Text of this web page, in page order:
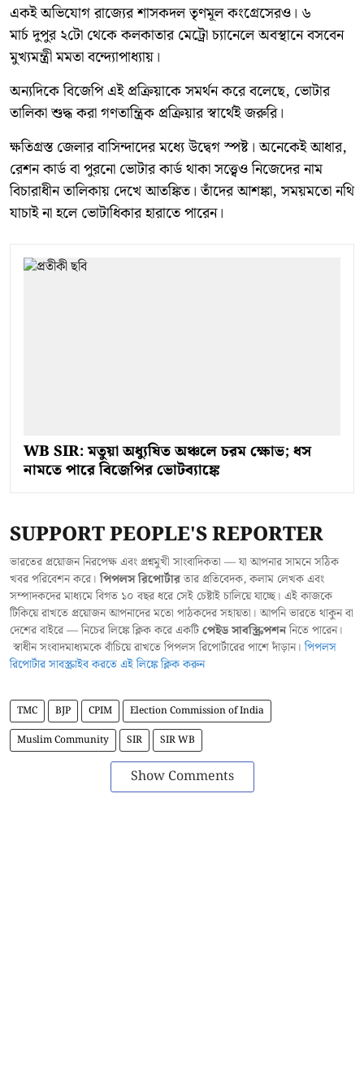
একই অভিযোগ রাজ্যের শাসকদল তৃণমূল কংগ্রেসেরও। ৬
মার্চ দুপুর ২টো থেকে কলকাতার মেট্রো চ্যানেলে অবস্থানে বসবেন
মুখ্যমন্ত্রী মমতা বন্দ্যোপাধ্যায়।
অন্যদিকে বিজেপি এই প্রক্রিয়াকে সমর্থন করে বলেছে, ভোটার
তালিকা শুদ্ধ করা গণতান্ত্রিক প্রক্রিয়ার স্বার্থেই জরুরি।
ক্ষতিগ্রস্ত জেলার বাসিন্দাদের মধ্যে উদ্বেগ স্পষ্ট। অনেকেই আধার,
রেশন কার্ড বা পুরনো ভোটার কার্ড থাকা সত্ত্বেও নিজেদের নাম
বিচারাধীন তালিকায় দেখে আতঙ্কিত। তাঁদের আশঙ্কা, সময়মতো নথি
যাচাই না হলে ভোটাধিকার হারাতে পারেন।
WB SIR: মতুয়া অধ্যুষিত অঞ্চলে চরম ক্ষোভ; ধস
নামতে পারে বিজেপির ভোটব্যাঙ্কে
SUPPORT PEOPLE'S REPORTER
ভারতের প্রয়োজন নিরপেক্ষ এবং প্রশ্নমুখী সাংবাদিকতা — যা আপনার সামনে সঠিক
খবর পরিবেশন করে।পিপলস রিপোর্টারতার প্রতিবেদক, কলাম লেখক এবং
সম্পাদকদের মাধ্যমে বিগত ১০ বছর ধরে সেই চেষ্টাই চালিয়ে যাচ্ছে। এই কাজকে
টিকিয়ে রাখতে প্রয়োজন আপনাদের মতো পাঠকদের সহায়তা। আপনি ভারতে থাকুন বা
দেশের বাইরে — নিচের লিঙ্কে ক্লিক করে একটিপেইড সাবস্ক্রিপশননিতে পারেন।
স্বাধীন সংবাদমাধ্যমকে বাঁচিয়ে রাখতে পিপলস রিপোর্টারের পাশে দাঁড়ান।পিপলস
রিপোর্টার সাবস্ক্রাইব করতে এই লিঙ্কে ক্লিক করুন
TMC BJP CPIM
Election Commission of India
Muslim Community
SIR SIR WB
Show Comments